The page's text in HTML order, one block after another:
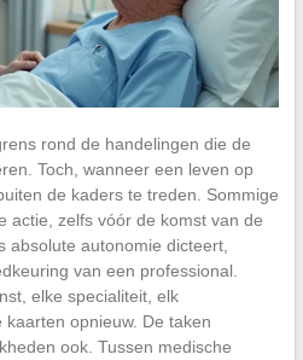
rond de handelingen die de
Toch, wanneer een leven op
de kaders te treden. Sommige
actie, zelfs vóór de komst van de
absolute autonomie dicteert,
van een professional.
elke specialiteit, elk
opnieuw. De taken
ook. Tussen medische